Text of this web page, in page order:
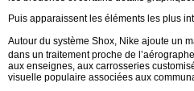
Puis apparaissent les éléments les plus
Autour du système Shox, Nike ajoute un
dans un traitement proche de
aux enseignes, aux carrosseries
visuelle populaire associées aux